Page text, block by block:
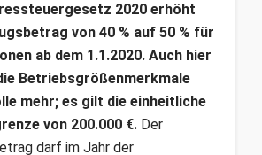
2020 erhöht
von 40 % auf 50 % für
ab dem 1.1.2020. Auch hier
Betriebsgrößenmerkmale
mehr; es gilt die einheitliche
von 200.000 €. Der
darf im Jahr der